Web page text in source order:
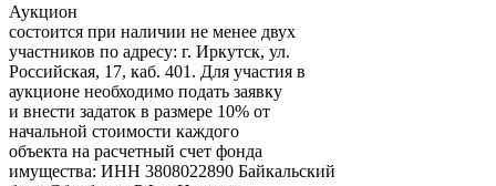
Аукцион
состоится при наличии не менее двух
участников по адресу: г. Иркутск, ул.
Российская, 17, каб. 401. Для участия в
аукционе необходимо подать заявку
и внести задаток в размере 10% от
начальной стоимости каждого
объекта на расчетный счет фонда
имущества: ИНН 3808022890 Байкальский